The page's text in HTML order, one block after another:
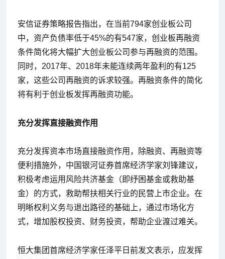
安信证券策略报告指出，在当前794家创业板公司
中，资产负债率低于45%的有547家，创业板再融资
条件简化将大幅扩大创业板公司参与再融资的范围。
同时，2017年、2018年未能连续两年盈利的有125
家，这些公司再融资的诉求较强。再融资条件的简化
将有利于创业板发挥再融资功能。
充分发挥直接融资作用
充分发挥资本市场直接融资作用，除融资、再融资等
便利措施外，中国银河证券首席经济学家刘锋建议，
积极考虑运用风险共济基金（即纾困基金或救助基
金）的方式，救助帮扶相关行业的民营上市企业。在
明晰权利义务与退出路径的基础上，通过市场化方
式，增加股权投资、财务投资，帮助企业渡过难关。
恒大集团首席经济学家任泽平日前发文表示，应发挥